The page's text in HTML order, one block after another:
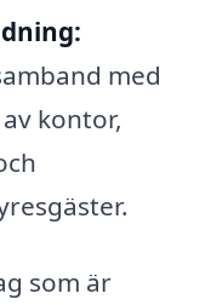
med
kontor,
som är